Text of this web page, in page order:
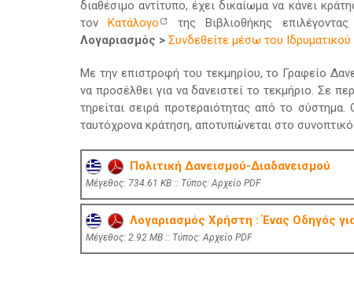
διαθέσιμο αντίτυπο, έχει δικαίωμα να κάνει
τονΚατάλογο της Βιβλιοθήκης επιλέγοντας
Λογαριασμός > Συνδεθείτε μέσω του
Με την επιστροφή του τεκμηρίου, το Γραφείο
να προσέλθει για να δανειστεί το τεκμήριο. Σε
τηρείται σειρά προτεραιότητας από το
ταυτόχρονα κράτηση, αποτυπώνεται στο συνοπτικό
Πολιτική Δανεισμού-Διαδανεισμού
Mέγεθος: 734.61 KB :: Τύπος: Αρχείο PDF
Λογαριασμός Χρήστη : Ένας Οδηγός
Mέγεθος: 2.92 MB :: Τύπος: Αρχείο PDF